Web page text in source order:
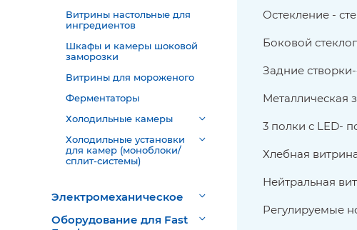
Витрины настольные для
ингредиентов
Шкафы и камеры шоковой
заморозки
Витрины для мороженого
Ферментаторы
Холодильные камеры
Холодильные установки
для камер (моноблоки/
сплит-системы)
Электромеханическое
Оборудование для Fast
Остекление -
Боковой
Задние
Металлическая
3 полки с LED-
Хлебная
Нейтральная
Регулируемые